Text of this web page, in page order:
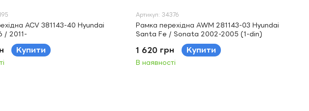
ACV 381143-40 Hyundai
/ 2011-
Купити
Артикул: 34376
Рамка перехідна AWM 281143-03 Hyundai
Santa Fe / Sonata 2002-2005 (1-din)
1 620 грн Купити
В наявності